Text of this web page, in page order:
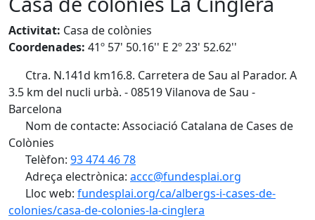
Activitat: Casa de colònies
Coordenades: 41º 57' 50.16'' E 2º 23' 52.62''
Ctra. N.141d km16.8. Carretera de Sau al Parador. A
3.5 km del nucli urbà. - 08519 Vilanova de Sau -
Barcelona
Nom de contacte: Associació Catalana de Cases de
Colònies
Telèfon: 93 474 46 78
Adreça electrònica: accc@fundesplai.org
Lloc web: fundesplai.org/ca/albergs-i-cases-de-
colonies/casa-de-colonies-la-cinglera